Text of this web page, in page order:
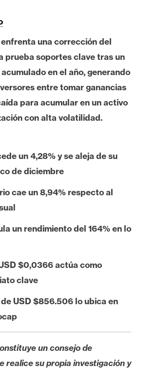
enfrenta una corrección del
prueba soportes clave tras un
en el año, generando
entre tomar ganancias
para acumular en un activo
con alta volatilidad.
un 4,28% y se aleja de su
de diciembre
cae un 8,94% respecto al
un rendimiento del 164% en lo
$0,0366 actúa como
clave
USD $856.506 lo ubica en
un consejo de
realice su propia investigación y